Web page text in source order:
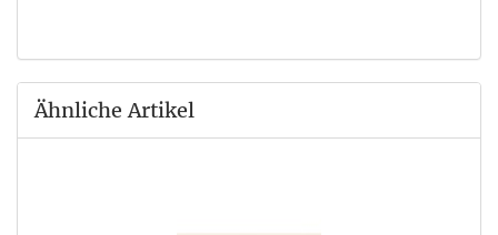
Ähnliche Artikel